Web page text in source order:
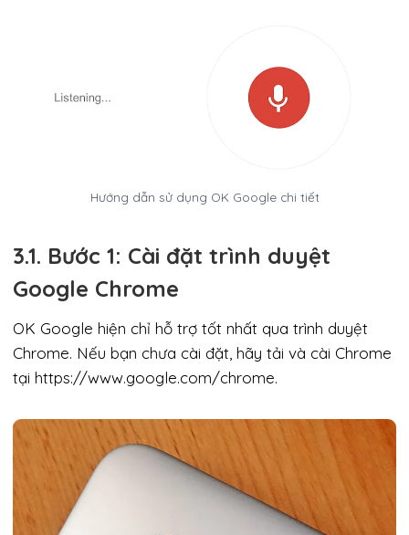
Hướng dẫn sử dụng OK Google chi tiết
3.1. Bước 1: Cài đặt trình duyệt
Google Chrome
OK Google hiện chỉ hỗ trợ tốt nhất qua trình duyệt
Chrome. Nếu bạn chưa cài đặt, hãy tải và cài Chrome
tại https://www.google.com/chrome.